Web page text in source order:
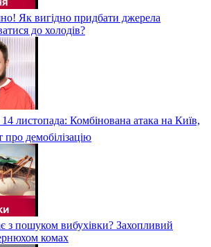
Як вигідно придбати джерела
до холодів?
листопада: Комбінована атака на Київ,
демобілізацію
з пошуком вибухівки? Захопливий
комах